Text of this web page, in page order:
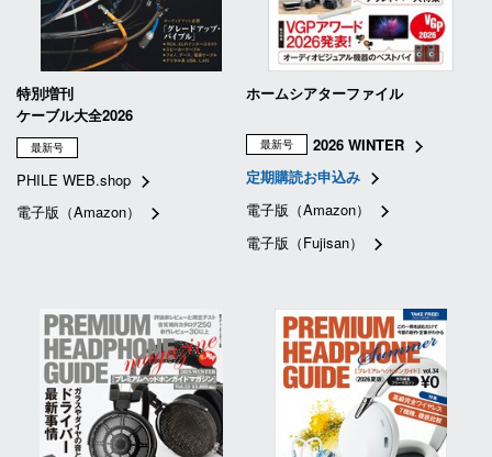
特別増刊
ケーブル大全2026
最新号
PHILE WEB.shop
電子版（Amazon）
ホームシアターファイル
最新号
2026 WINTER
定期購読お申込み
電子版（Amazon）
電子版（Fujisan）